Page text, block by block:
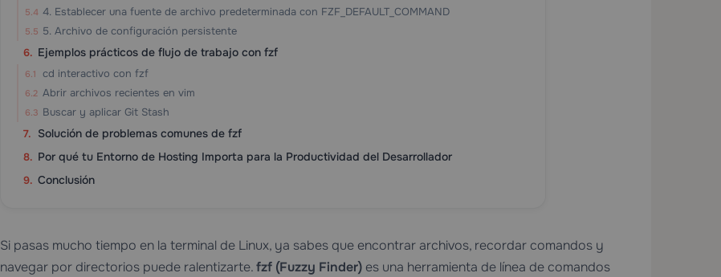
4. Establecer una fuente de archivo predeterminada con FZF_DEFAULT_COMMAND
5. Archivo de configuración persistente
Ejemplos prácticos de flujo de trabajo con fzf
cd interactivo con fzf
Abrir archivos recientes en vim
Buscar y aplicar Git Stash
Solución de problemas comunes de fzf
Por qué tu Entorno de Hosting Importa para la Productividad del Desarrollador
Conclusión
Si pasas mucho tiempo en la terminal de Linux, ya sabes que encontrar archivos, recordar comandos y
navegar por directorios puede ralentizarte.fzf (Fuzzy Finder)es una herramienta de línea de comandos